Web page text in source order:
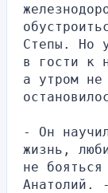
Степы. Но
в гости к
а утром не
- Он
жизнь,
не
Анатолий.